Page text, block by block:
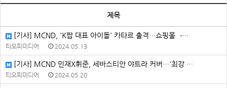
제목
[기사] MCND, 'K팝 대표 아이돌' 카타르 출격…쇼핑몰→…
티오피미디어 2024.05.13
[기사] MCND 민재X휘준, 세바스티안 야트라 커버…'최강 …
티오피미디어 2024.05.20